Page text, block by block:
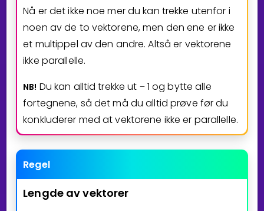
Nå er det ikke noe mer du kan trekke utenfor i
noen av de to vektorene, men den ene er ikke
et multippel av den andre. Altså er vektorene
ikke parallelle.
NB! Du kan alltid trekke ut − 1 og bytte alle
fortegnene, så det må du alltid prøve før du
konkluderer med at vektorene ikke er parallelle.
Regel
Lengde avvektorer